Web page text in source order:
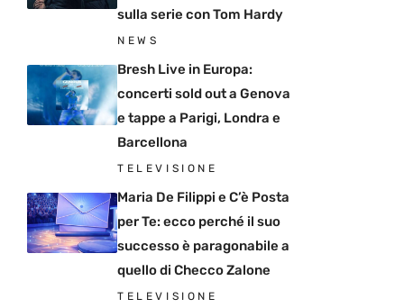
sulla serie con Tom Hardy
NEWS
Bresh Live in Europa:
concerti sold out a Genova
e tappe a Parigi, Londra e
Barcellona
TELEVISIONE
Maria De Filippi e C’è Posta
per Te: ecco perché il suo
successo è paragonabile a
quello di Checco Zalone
TELEVISIONE